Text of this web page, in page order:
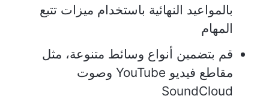
بالمواعيد النهائية باستخدام ميزات تتبع
المهام
قم بتضمين أنواع وسائط متنوعة، مثل
مقاطع فيديو YouTube وصوت
SoundCloud